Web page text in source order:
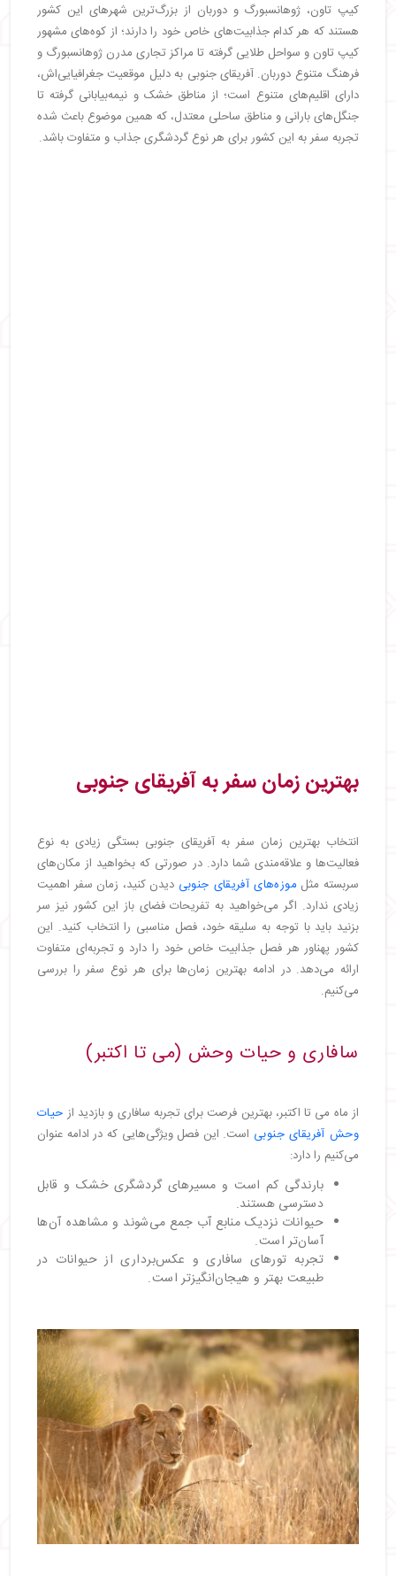
کیپ تاون، ژوهانسبورگ و دوربان از بزرگ‌ترین شهرهای این کشور
هستند که هر کدام جذابیت‌های خاص خود را دارند؛ از کوه‌های مشهور
کیپ تاون و سواحل طلایی گرفته تا مراکز تجاری مدرن ژوهانسبورگ و
فرهنگ متنوع دوربان. آفریقای جنوبی به دلیل موقعیت جغرافیایی‌اش،
دارای اقلیم‌های متنوع است؛ از مناطق خشک و نیمه‌بیابانی گرفته تا
جنگل‌های بارانی و مناطق ساحلی معتدل، که همین موضوع باعث شده
تجربه سفر به این کشور برای هر نوع گردشگری جذاب و متفاوت باشد.
بهترین زمان سفر به آفریقای جنوبی
انتخاب بهترین زمان سفر به آفریقای جنوبی بستگی زیادی به نوع
فعالیت‌ها و علاقه‌مندی شما دارد. در صورتی که بخواهید از مکان‌های
سربسته مثل موزه‌های آفریقای جنوبی دیدن کنید،‌ زمان سفر اهمیت
زیادی ندارد. اگر می‌خواهید به تفریحات فضای باز این کشور نیز سر
بزنید باید با توجه به سلیقه خود، فصل مناسبی را انتخاب کنید. این
کشور پهناور هر فصل جذابیت خاص خود را دارد و تجربه‌ای متفاوت
ارائه می‌دهد. در ادامه بهترین زمان‌ها برای هر نوع سفر را بررسی
می‌کنیم.
سافاری و حیات وحش (می تا اکتبر)
از ماه می تا اکتبر، بهترین فرصت برای تجربه سافاری و بازدید از حیات
وحش آفریقای جنوبی است. این فصل ویژگی‌هایی که در ادامه عنوان
می‌کنیم را دارد:
بارندگی کم است و مسیرهای گردشگری خشک و قابل
دسترسی هستند.
حیوانات نزدیک منابع آب جمع می‌شوند و مشاهده آن‌ها
آسان‌تر است.
تجربه تورهای سافاری و عکس‌برداری از حیوانات در
طبیعت بهتر و هیجان‌انگیزتر است.